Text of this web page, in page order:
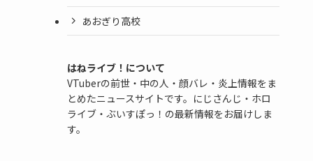
あおぎり高校
はねライブ！について
VTuberの前世・中の人・顔バレ・炎上情報をま
とめたニュースサイトです。にじさんじ・ホロ
ライブ・ぶいすぽっ！の最新情報をお届けしま
す。